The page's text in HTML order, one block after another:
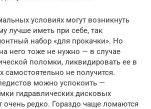
условиях могут возникнуть
лучше иметь при себе, так
набор «для прокачки». Но
него тоже не нужно — в случае
поломки, ликвидировать ее в
самостоятельно не получится.
можно успокоить —
гидравлических дисковых
редко. Гораздо чаще ломаются